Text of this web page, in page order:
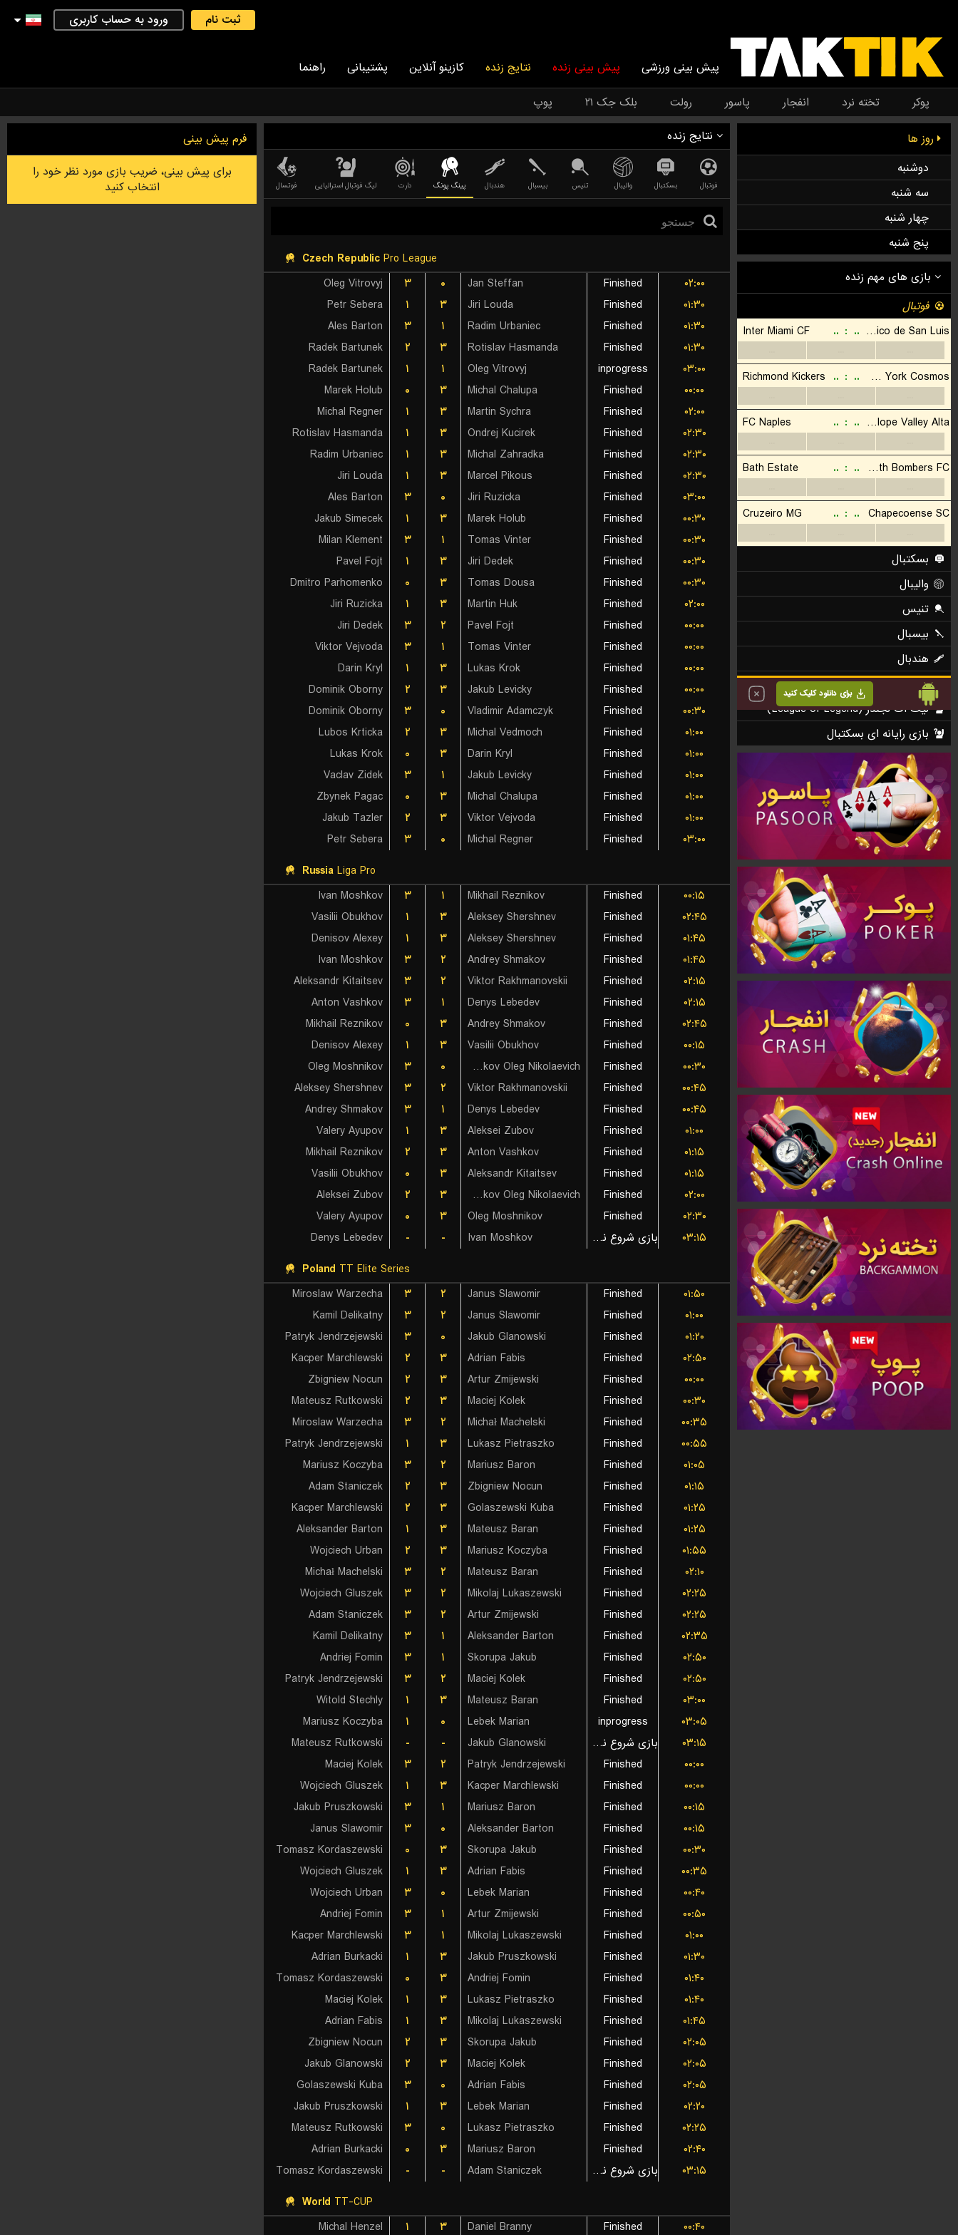
ثبت نام ورود به حساب کاربری
پیش بینی ورزشی پیش بینی زنده نتایج زنده کازینو آنلاین پشتیبانی راهنما
پوکر تخته نرد انفجار پاسور رولت بلک جک ۲۱ پوپ
روز ها
دوشنبه
سه شنبه
چهار شنبه
پنج شنبه
نتایج زنده
فوتبال بسکتبال والیبال تنیس بیسبال هندبال پینگ پونگ دارت لیگ فوتبال استرالیایی فوتسال
Czech Republic Pro League
Oleg Vitrovyj
۳ ۰ Jan Steffan Finished
۰۲:۰۰
Petr Sebera
۱ ۳ Jiri Louda Finished
۰۱:۳۰
Ales Barton
۳ ۱ Radim Urbaniec Finished
۰۱:۳۰
Radek Bartunek
۲ ۳ Rotislav Hasmanda Finished
۰۱:۳۰
Radek Bartunek
۱ ۱ Oleg Vitrovyj inprogress
۰۳:۰۰
Marek Holub
۰ ۳ Michal Chalupa Finished
۰۰:۰۰
Michal Regner
۱ ۳ Martin Sychra Finished
۰۲:۰۰
Rotislav Hasmanda
۱ ۳ Ondrej Kucirek Finished
۰۲:۳۰
Radim Urbaniec
۱ ۳ Michal Zahradka Finished
۰۲:۳۰
Jiri Louda
۱ ۳ Marcel Pikous Finished
۰۲:۳۰
Ales Barton
۳ ۰ Jiri Ruzicka Finished
۰۳:۰۰
Jakub Simecek
۱ ۳ Marek Holub Finished
۰۰:۳۰
Milan Klement
۳ ۱ Tomas Vinter Finished
۰۰:۳۰
Pavel Fojt
۱ ۳ Jiri Dedek Finished
۰۰:۳۰
Dmitro Parhomenko
۰ ۳ Tomas Dousa Finished
۰۰:۳۰
Jiri Ruzicka
۱ ۳ Martin Huk Finished
۰۲:۰۰
Jiri Dedek
۳ ۲ Pavel Fojt Finished
۰۰:۰۰
Viktor Vejvoda
۳ ۱ Tomas Vinter Finished
۰۰:۰۰
Darin Kryl
۱ ۳ Lukas Krok Finished
۰۰:۰۰
Dominik Oborny
۲ ۳ Jakub Levicky Finished
۰۰:۰۰
Dominik Oborny
۳ ۰ Vladimir Adamczyk Finished
۰۰:۳۰
Lubos Krticka
۲ ۳ Michal Vedmoch Finished
۰۱:۰۰
Lukas Krok
۰ ۳ Darin Kryl Finished
۰۱:۰۰
Vaclav Zidek
۳ ۱ Jakub Levicky Finished
۰۱:۰۰
Zbynek Pagac
۰ ۳ Michal Chalupa Finished
۰۱:۰۰
Jakub Tazler
۲ ۳ Viktor Vejvoda Finished
۰۱:۰۰
Petr Sebera
۳ ۰ Michal Regner Finished
۰۳:۰۰
Russia Liga Pro
Ivan Moshkov
۳ ۱ Mikhail Reznikov Finished
۰۰:۱۵
Vasilii Obukhov
۱ ۳ Aleksey Shershnev Finished
۰۲:۴۵
Denisov Alexey
۱ ۳ Aleksey Shershnev Finished
۰۱:۴۵
Ivan Moshkov
۳ ۲ Andrey Shmakov Finished
۰۱:۴۵
Aleksandr Kitaitsev
۳ ۲ Viktor Rakhmanovskii Finished
۰۲:۱۵
Anton Vashkov
۳ ۱ Denys Lebedev Finished
۰۲:۱۵
Mikhail Reznikov
۰ ۳ Andrey Shmakov Finished
۰۲:۴۵
Denisov Alexey
۱ ۳ Vasilii Obukhov Finished
۰۰:۱۵
Oleg Moshnikov
۳ ۰ Barashkov Oleg Nikolaevich Finished
۰۰:۳۰
Aleksey Shershnev
۳ ۲ Viktor Rakhmanovskii Finished
۰۰:۴۵
Andrey Shmakov
۳ ۱ Denys Lebedev Finished
۰۰:۴۵
Valery Ayupov
۱ ۳ Aleksei Zubov Finished
۰۱:۰۰
Mikhail Reznikov
۲ ۳ Anton Vashkov Finished
۰۱:۱۵
Vasilii Obukhov
۰ ۳ Aleksandr Kitaitsev Finished
۰۱:۱۵
Aleksei Zubov
۲ ۳ Barashkov Oleg Nikolaevich Finished
۰۲:۰۰
Valery Ayupov
۰ ۳ Oleg Moshnikov Finished
۰۲:۳۰
Denys Lebedev
- - Ivan Moshkov بازی شروع نشده است
۰۳:۱۵
Poland TT Elite Series
Miroslaw Warzecha
۳ ۲ Janus Slawomir Finished
۰۱:۵۰
Kamil Delikatny
۳ ۲ Janus Slawomir Finished
۰۱:۰۰
Patryk Jendrzejewski
۳ ۰ Jakub Glanowski Finished
۰۱:۲۰
Kacper Marchlewski
۲ ۳ Adrian Fabis Finished
۰۲:۵۰
Zbigniew Nocun
۲ ۳ Artur Zmijewski Finished
۰۰:۰۰
Mateusz Rutkowski
۲ ۳ Maciej Kolek Finished
۰۰:۳۰
Miroslaw Warzecha
۳ ۲ Michał Machelski Finished
۰۰:۳۵
Patryk Jendrzejewski
۱ ۳ Lukasz Pietraszko Finished
۰۰:۵۵
Mariusz Koczyba
۳ ۲ Mariusz Baron Finished
۰۱:۰۵
Adam Staniczek
۲ ۳ Zbigniew Nocun Finished
۰۱:۱۵
Kacper Marchlewski
۲ ۳ Golaszewski Kuba Finished
۰۱:۲۵
Aleksander Barton
۱ ۳ Mateusz Baran Finished
۰۱:۲۵
Wojciech Urban
۲ ۳ Mariusz Koczyba Finished
۰۱:۵۵
Michał Machelski
۳ ۲ Mateusz Baran Finished
۰۲:۱۰
Wojciech Gluszek
۳ ۲ Mikolaj Lukaszewski Finished
۰۲:۲۵
Adam Staniczek
۳ ۲ Artur Zmijewski Finished
۰۲:۲۵
Kamil Delikatny
۳ ۱ Aleksander Barton Finished
۰۲:۳۵
Andriej Fomin
۳ ۱ Skorupa Jakub Finished
۰۲:۵۰
Patryk Jendrzejewski
۳ ۲ Maciej Kolek Finished
۰۲:۵۰
Witold Stechly
۱ ۳ Mateusz Baran Finished
۰۳:۰۰
Mariusz Koczyba
۱ ۰ Lebek Marian inprogress
۰۳:۰۵
Mateusz Rutkowski
- - Jakub Glanowski بازی شروع نشده است
۰۳:۱۵
Maciej Kolek
۳ ۲ Patryk Jendrzejewski Finished
۰۰:۰۰
Wojciech Gluszek
۱ ۳ Kacper Marchlewski Finished
۰۰:۰۰
Jakub Pruszkowski
۳ ۱ Mariusz Baron Finished
۰۰:۱۵
Janus Slawomir
۳ ۰ Aleksander Barton Finished
۰۰:۱۵
Tomasz Kordaszewski
۰ ۳ Skorupa Jakub Finished
۰۰:۳۰
Wojciech Gluszek
۱ ۳ Adrian Fabis Finished
۰۰:۳۵
Wojciech Urban
۳ ۰ Lebek Marian Finished
۰۰:۴۰
Andriej Fomin
۳ ۱ Artur Zmijewski Finished
۰۰:۵۰
Kacper Marchlewski
۳ ۱ Mikolaj Lukaszewski Finished
۰۱:۰۰
Adrian Burkacki
۱ ۳ Jakub Pruszkowski Finished
۰۱:۳۰
Tomasz Kordaszewski
۰ ۳ Andriej Fomin Finished
۰۱:۴۰
Maciej Kolek
۱ ۳ Lukasz Pietraszko Finished
۰۱:۴۰
Adrian Fabis
۱ ۳ Mikolaj Lukaszewski Finished
۰۱:۴۵
Zbigniew Nocun
۲ ۳ Skorupa Jakub Finished
۰۲:۰۵
Jakub Glanowski
۲ ۳ Maciej Kolek Finished
۰۲:۰۵
Golaszewski Kuba
۳ ۰ Adrian Fabis Finished
۰۲:۰۵
Jakub Pruszkowski
۱ ۳ Lebek Marian Finished
۰۲:۲۰
Mateusz Rutkowski
۳ ۰ Lukasz Pietraszko Finished
۰۲:۲۵
Adrian Burkacki
۰ ۳ Mariusz Baron Finished
۰۲:۴۰
Tomasz Kordaszewski
- - Adam Staniczek بازی شروع نشده است
۰۳:۱۵
World TT-CUP
Michal Henzel
۱ ۳ Daniel Branny Finished
۰۰:۴۰
فرم پیش بینی
برای پیش بینی، ضریب بازی مورد نظر خود را
انتخاب کنید